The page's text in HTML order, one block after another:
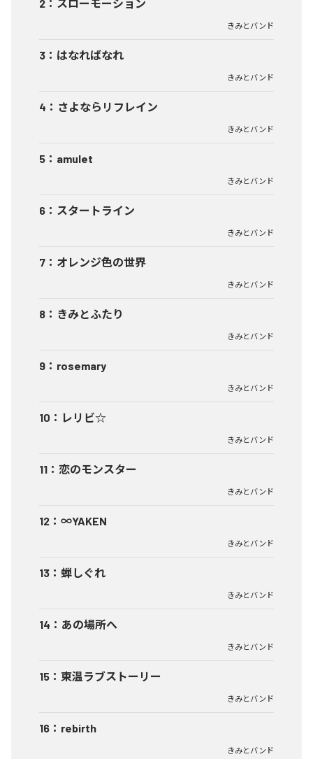
2 ： スローモーション
きみとバンド
3 ： はなればなれ
きみとバンド
4 ： さよならリフレイン
きみとバンド
5 ： amulet
きみとバンド
6 ： スタートライン
きみとバンド
7 ： オレンジ色の世界
きみとバンド
8 ： きみとふたり
きみとバンド
9 ： rosemary
きみとバンド
10 ： レリビ☆
きみとバンド
11 ： 恋のモンスター
きみとバンド
12 ： ∞YAKEN
きみとバンド
13 ： 蝉しぐれ
きみとバンド
14 ： あの場所へ
きみとバンド
15 ： 東温ラブストーリー
きみとバンド
16 ： rebirth
きみとバンド